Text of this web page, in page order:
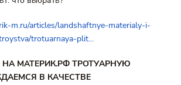
m.ru/articles/landshaftnye-materialy-i-
trotuarnaya-plit...
МАТЕРИК.РФ ТРОТУАРНУЮ
В КАЧЕСТВЕ